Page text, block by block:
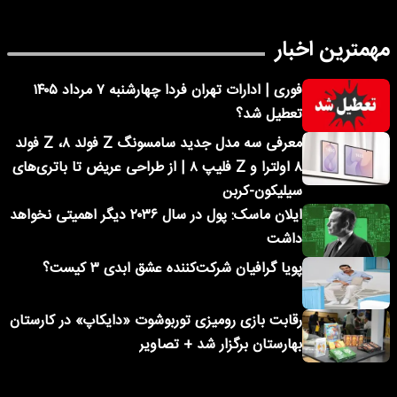
مهمترین اخبار
فوری | ادارات تهران فردا چهارشنبه ۷ مرداد ۱۴۰۵
تعطیل شد؟
معرفی سه مدل جدید سامسونگ Z فولد ۸، Z فولد
۸ اولترا و Z فلیپ ۸ | از طراحی عریض تا باتری‌های
سیلیکون-کربن
ایلان ماسک: پول در سال ۲۰۳۶ دیگر اهمیتی نخواهد
داشت
پویا گرافیان شرکت‌کننده عشق ابدی ۳ کیست؟
رقابت بازی رومیزی توربوشوت «دایکاپ» در کارستان
بهارستان برگزار شد + تصاویر